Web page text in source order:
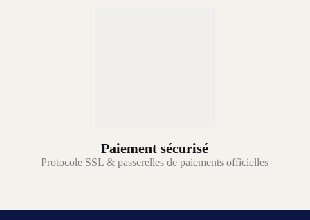
Paiement sécurisé
Protocole SSL & passerelles de paiements officielles